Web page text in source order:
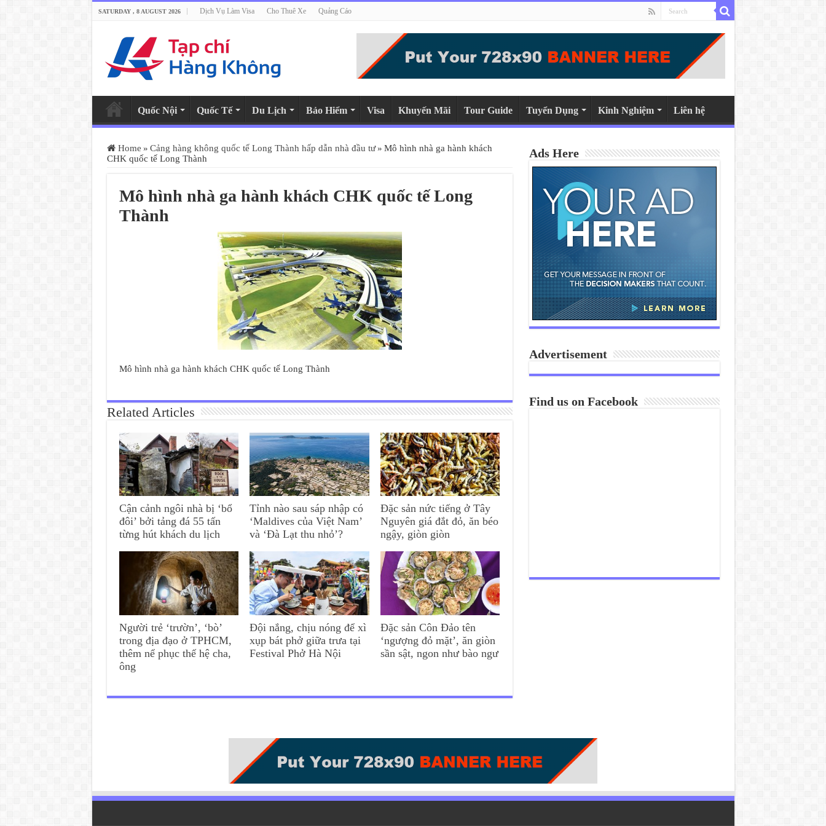
SATURDAY , 8 AUGUST 2026 Dịch Vụ Làm Visa Cho Thuê Xe Quảng Cáo
Quốc Nội Quốc Tế Du Lịch Bảo Hiểm Visa Khuyến Mãi Tour Guide Tuyển Dụng Kinh Nghiệm Liên hệ
Home » Cảng hàng không quốc tế Long Thành hấp dẫn nhà đầu tư » Mô hình nhà ga hành khách
CHK quốc tế Long Thành
Mô hình nhà ga hành khách CHK quốc tế Long
Thành
Mô hình nhà ga hành khách CHK quốc tế Long Thành
Related Articles
Cận cảnh ngôi nhà bị ‘bổ
đôi’ bởi tảng đá 55 tấn
từng hút khách du lịch
Tỉnh nào sau sáp nhập có
‘Maldives của Việt Nam’
và ‘Đà Lạt thu nhỏ’?
Đặc sản nức tiếng ở Tây
Nguyên giá đắt đỏ, ăn béo
ngậy, giòn giòn
Người trẻ ‘trườn’, ‘bò’
trong địa đạo ở TPHCM,
thêm nể phục thế hệ cha,
ông
Đội nắng, chịu nóng để xì
xụp bát phở giữa trưa tại
Festival Phở Hà Nội
Đặc sản Côn Đảo tên
‘ngượng đỏ mặt’, ăn giòn
sần sật, ngon như bào ngư
Ads Here
Advertisement
Find us on Facebook